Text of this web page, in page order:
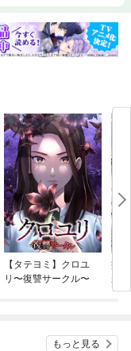
【タテヨミ】クロユ
リ〜復讐サークル〜
病
が
ぎ
もっと見る